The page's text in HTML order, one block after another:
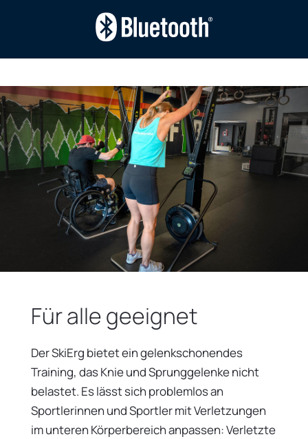
Für alle geeignet
Der SkiErg bietet ein gelenkschonendes
Training, das Knie und Sprunggelenke nicht
belastet. Es lässt sich problemlos an
Sportlerinnen und Sportler mit Verletzungen
im unteren Körperbereich anpassen: Verletzte